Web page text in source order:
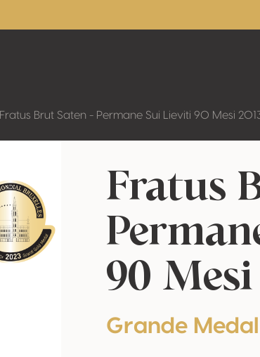
Fratus Brut Saten - Permane Sui Lieviti 90 Mesi
Fratus
90 Mesi
Grande